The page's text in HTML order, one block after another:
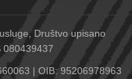
Društvo upisano
080439437
| OIB: 95206978963